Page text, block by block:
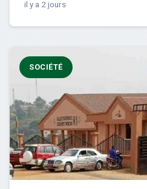
il y a 2 jours
SOCIÉTÉ